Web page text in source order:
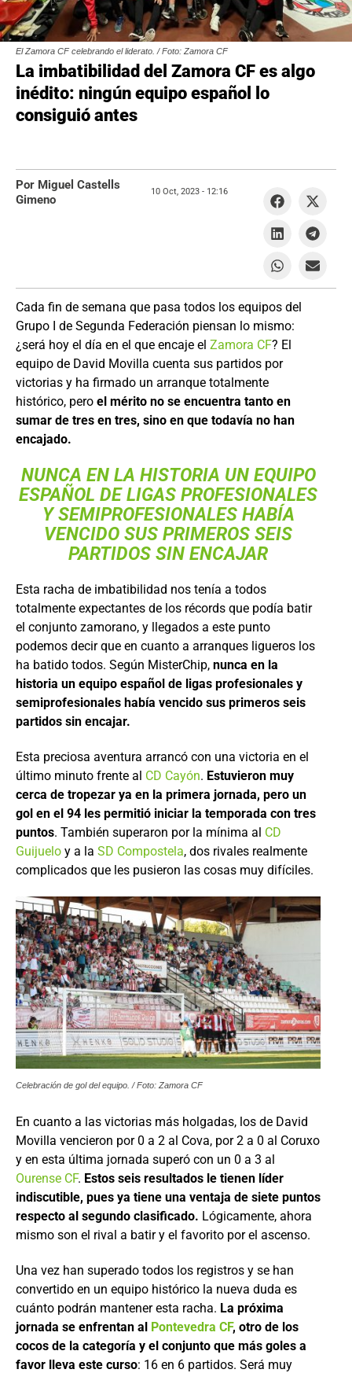
El Zamora CF celebrando el liderato. / Foto: Zamora CF
La imbatibilidad del Zamora CF es algo
inédito: ningún equipo español lo
consiguió antes
Cada fin de semana que pasa todos los equipos del
Grupo I de Segunda Federación piensan lo mismo:
¿será hoy el día en el que encaje el Zamora CF? El
equipo de David Movilla cuenta sus partidos por
victorias y ha firmado un arranque totalmente
histórico, pero el mérito no se encuentra tanto en
sumar de tres en tres, sino en que todavía no han
encajado.
NUNCA EN LA HISTORIA UN EQUIPO
ESPAÑOL DE LIGAS PROFESIONALES
Y SEMIPROFESIONALES HABÍA
VENCIDO SUS PRIMEROS SEIS
PARTIDOS SIN ENCAJAR
Esta racha de imbatibilidad nos tenía a todos
totalmente expectantes de los récords que podía batir
el conjunto zamorano, y llegados a este punto
podemos decir que en cuanto a arranques ligueros los
ha batido todos. Según MisterChip, nunca en la
historia un equipo español de ligas profesionales y
semiprofesionales había vencido sus primeros seis
partidos sin encajar.
Esta preciosa aventura arrancó con una victoria en el
último minuto frente al CD Cayón. Estuvieron muy
cerca de tropezar ya en la primera jornada, pero un
gol en el 94 les permitió iniciar la temporada con tres
puntos. También superaron por la mínima al CD
Guijuelo y a la SD Compostela, dos rivales realmente
complicados que les pusieron las cosas muy difíciles.
Celebración de gol del equipo. / Foto: Zamora CF
En cuanto a las victorias más holgadas, los de David
Movilla vencieron por 0 a 2 al Cova, por 2 a 0 al Coruxo
y en esta última jornada superó con un 0 a 3 al
Ourense CF. Estos seis resultados le tienen líder
indiscutible, pues ya tiene una ventaja de siete puntos
respecto al segundo clasificado. Lógicamente, ahora
mismo son el rival a batir y el favorito por el ascenso.
Una vez han superado todos los registros y se han
convertido en un equipo histórico la nueva duda es
cuánto podrán mantener esta racha. La próxima
jornada se enfrentan al Pontevedra CF, otro de los
cocos de la categoría y el conjunto que más goles a
favor lleva este curso: 16 en 6 partidos. Será muy
Por Miguel Castells
Gimeno
10 Oct, 2023 - 12:16